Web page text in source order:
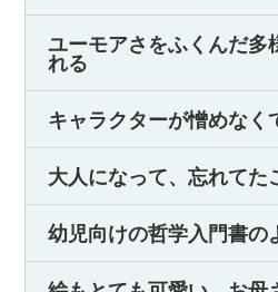
ユーモアさをふくんだ多
れる
キャラクターが憎めなく
大人になって、忘れてた
幼児向けの哲学入門書の